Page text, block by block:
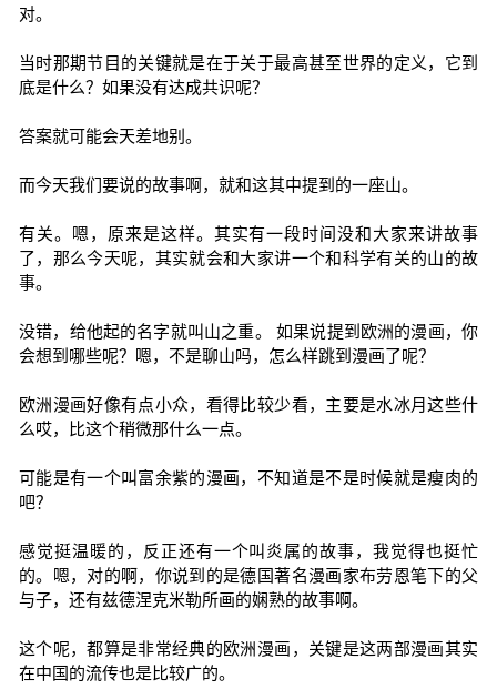
对。
当时那期节目的关键就是在于关于最高甚至世界的定义，它到
底是什么？如果没有达成共识呢？
答案就可能会天差地别。
而今天我们要说的故事啊，就和这其中提到的一座山。
有关。嗯，原来是这样。其实有一段时间没和大家来讲故事
了，那么今天呢，其实就会和大家讲一个和科学有关的山的故
事。
没错，给他起的名字就叫山之重。 如果说提到欧洲的漫画，你
会想到哪些呢？嗯，不是聊山吗，怎么样跳到漫画了呢？
欧洲漫画好像有点小众，看得比较少看，主要是水冰月这些什
么哎，比这个稍微那什么一点。
可能是有一个叫富余紫的漫画，不知道是不是时候就是瘦肉的
吧？
感觉挺温暖的，反正还有一个叫炎属的故事，我觉得也挺忙
的。嗯，对的啊，你说到的是德国著名漫画家布劳恩笔下的父
与子，还有兹德涅克米勒所画的娴熟的故事啊。
这个呢，都算是非常经典的欧洲漫画，关键是这两部漫画其实
在中国的流传也是比较广的。